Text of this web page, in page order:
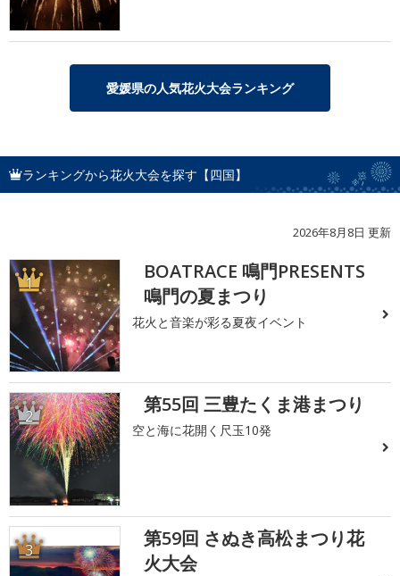
愛媛県の人気花火大会ランキング
ランキングから花火大会を探す【四国】
2026年8月8日 更新
1
BOATRACE 鳴門PRESENTS
鳴門の夏まつり
花火と音楽が彩る夏夜イベント
2 第55回 三豊たくま港まつり
空と海に花開く尺玉10発
3
第59回 さぬき高松まつり花
火大会